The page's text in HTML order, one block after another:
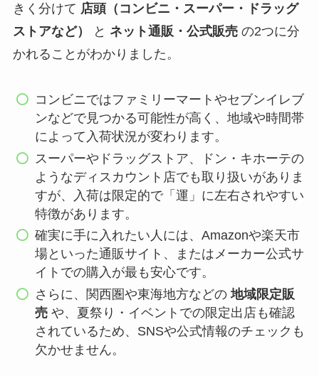
きく分けて 店頭（コンビニ・スーパー・ドラッグ
ストアなど）
と ネット通販・公式販売の2つに分
かれることがわかりました。
コンビニではファミリーマートやセブンイレブ
ンなどで見つかる可能性が高く、地域や時間帯
によって入荷状況が変わります。
スーパーやドラッグストア、ドン・キホーテの
ようなディスカウント店でも取り扱いがありま
すが、入荷は限定的で「運」に左右されやすい
特徴があります。
確実に手に入れたい人には、Amazonや楽天市
場といった通販サイト、またはメーカー公式サ
イトでの購入が最も安心です。
さらに、関西圏や東海地方などの地域限定販
売 や、夏祭り・イベントでの限定出店も確認
されているため、SNSや公式情報のチェックも
欠かせません。